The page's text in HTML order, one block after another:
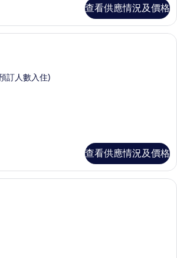
查看供應情況及價格
意大利 Frette 床單、防敏寢具、特厚
訂人數入住)
查看供應情況及價格